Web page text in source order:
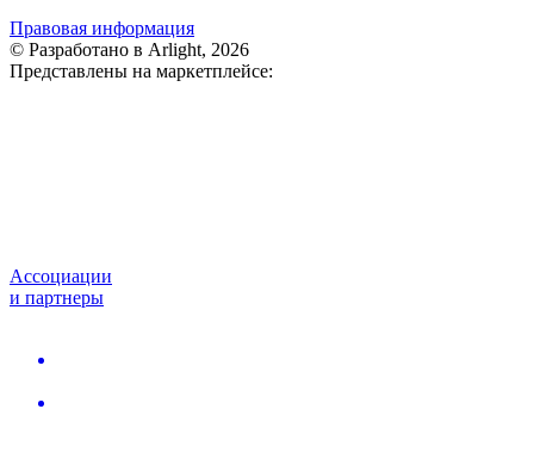
Правовая информация
© Разработано в Arlight, 2026
Представлены на маркетплейсе:
Ассоциации
и партнеры